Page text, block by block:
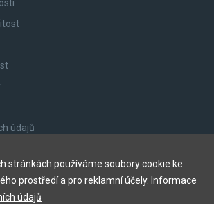
údajů
stránkách používáme soubory cookie ke
prostředí a pro reklamní účely. Informace
údajů